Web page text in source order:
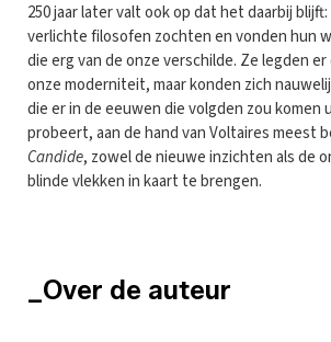
250 jaar later valt ook op dat het daarbij
verlichte filosofen zochten en vonden hun
die erg van de onze verschilde. Ze legden
onze moderniteit, maar konden zich
die er in de eeuwen die volgden zou komen
probeert, aan de hand van Voltaires meest
Candide, zowel de nieuwe inzichten als de
blinde vlekken in kaart te brengen.
_Over de auteur